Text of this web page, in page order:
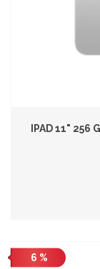
IPAD 11" 256
6 %